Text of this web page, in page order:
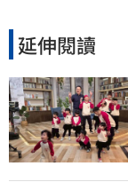
延伸閱讀